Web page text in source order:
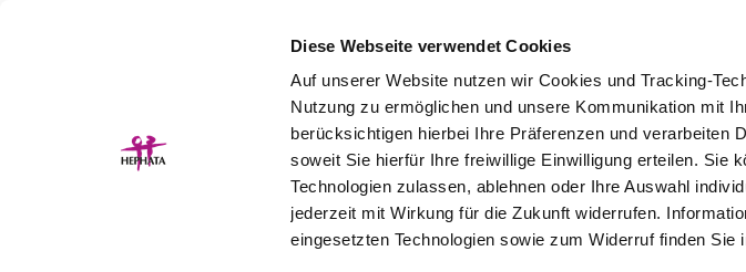
Diese Webseite verwendet Cookies
Auf unserer Website nutzen wir Cookies und Tracking-
Nutzung zu ermöglichen und unsere Kommunikation mit
berücksichtigen hierbei Ihre Präferenzen und verarbeiten
soweit Sie hierfür Ihre freiwillige Einwilligung erteilen. Sie
Technologien zulassen, ablehnen oder Ihre Auswahl
jederzeit mit Wirkung für die Zukunft widerrufen.
eingesetzten Technologien sowie zum Widerruf finden Sie